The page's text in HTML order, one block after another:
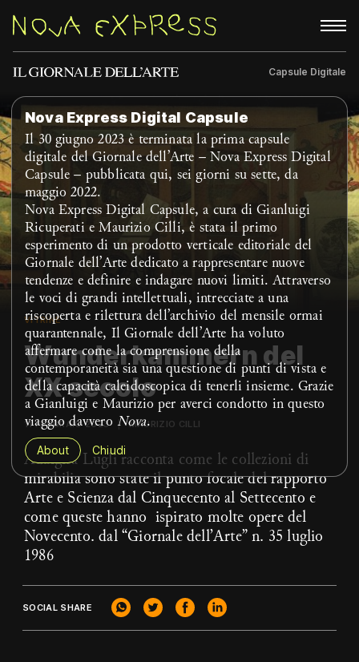
Rubriche About Capsule Digitale
Nova Express Digital Capsule
Il 30 giugno 2023 è terminata la prima capsule
digitale del Giornale dell’Arte – Nova Express Digital
Capsule – pubblicata qui, sei giorni su sette, da
maggio 2022.
Nova Express Digital Capsule, a cura di Gianluigi
Ricuperati e Maurizio Cilli, è stata il primo
esperimento di un prodotto verticale editoriale del
Giornale dell’Arte dedicato a rappresentare nuove
tendenze e definire e indagare nuovi limiti. Attraverso
le voci di grandi intellettuali, intrecciate a una
riscoperta e rilettura dell’archivio del mensile ormai
quarantennale, Il Giornale dell’Arte ha voluto
affermare come la comprensione della
contemporaneità sia una questione di punti di vista e
della capacità caleidoscopica di tenerli insieme. Grazie
a Gianluigi e Maurizio per averci condotto in questo
viaggio davvero Nova.
About Chiudi
VITRINE
Wunderkammern del
XX secolo
11 FEBBRAIO 2023 MAURIZIO CILLI
Adalgisa Lugli racconta come le collezioni di
mirabilia sono state il punto focale del rapporto
Arte e Scienza dal Cinquecento al Settecento e
come queste hanno ispirato molte opere del
Novecento. dal “Giornale dell’Arte” n. 35 luglio
1986
SOCIAL SHARE